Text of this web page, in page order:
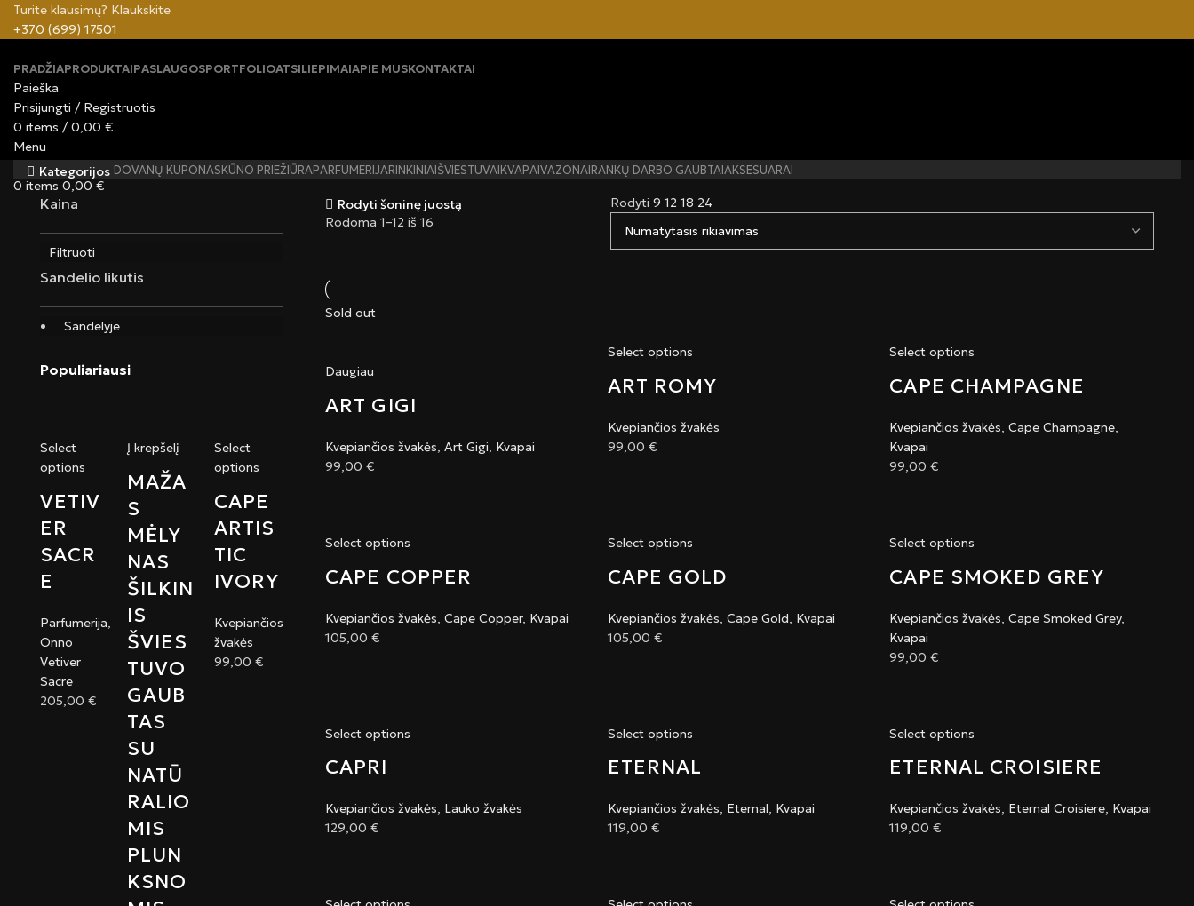
Turite klausimų? Klaukskite
+370 (699) 17501
PRADŽIAPRODUKTAIPASLAUGOSPORTFOLIOATSILIEPIMAIAPIE MUSKONTAKTAI
Paieška
Prisijungti / Registruotis
0 items / 0,00 €
Menu
0 items 0,00 €
Kategorijos DOVANŲ KUPONASKŪNO PRIEŽIŪRAPARFUMERIJARINKINIAIŠVIESTUVAIKVAPAIVAZONAIRANKŲ DARBO GAUBTAIAKSESUARAI
Kaina
Filtruoti
Sandelio likutis
Sandelyje
Populiariausi
Select
options
VETIV
ER
SACR
E
Parfumerija,
Onno
Vetiver
Sacre
205,00 €
Į krepšelį
MAŽA
S
MĖLY
NAS
ŠILKIN
IS
ŠVIES
TUVO
GAUB
TAS
SU
NATŪ
RALIO
MIS
PLUN
KSNO
Select
options
CAPE
ARTIS
TIC
IVORY
Kvepiančios
žvakės
99,00 €
Rodyti šoninę juostą
Rodoma 1–12 iš 16
Rodyti 9 12 18 24
Sold out
Daugiau
ART GIGI
Kvepiančios žvakės, Art Gigi, Kvapai
99,00 €
Select options
ART ROMY
Kvepiančios žvakės
99,00 €
Select options
CAPE CHAMPAGNE
Kvepiančios žvakės,Cape Champagne,
Kvapai
99,00€
Select options
CAPE COPPER
Kvepiančios žvakės Cape Copper, Kvapai
105,00 €
Select options
CAPE GOLD
Kvepiančios žvakės Cape Gold Kvapai
105,00 €
Select options
CAPE SMOKED GREY
Kvepiančios žvakės ,Cape Smoked Grey,
Kvapai
99,00€
Select options
CAPRI
Kvepiančios žvakės, Lauko žvakės
129,00 €
Select options
ETERNAL
Kvepiančios žvakės, Eternal, Kvapai
119,00 €
Select options
ETERNAL CROISIERE
Kvepiančios žvakės, Eternal Croisiere, Kvapai
119,00€